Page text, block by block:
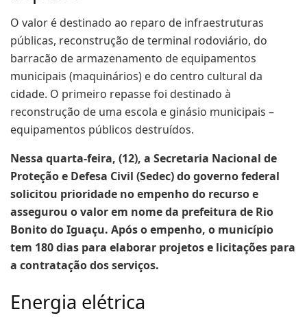
O valor é destinado ao reparo de infraestruturas
públicas, reconstrução de terminal rodoviário, do
barracão de armazenamento de equipamentos
municipais (maquinários) e do centro cultural da
cidade. O primeiro repasse foi destinado à
reconstrução de uma escola e ginásio municipais –
equipamentos públicos destruídos.
Nessa quarta-feira, (12), a Secretaria Nacional de
Proteção e Defesa Civil (Sedec) do governo federal
solicitou prioridade no empenho do recurso e
assegurou o valor em nome da prefeitura de Rio
Bonito do Iguaçu. Após o empenho, o município
tem 180 dias para elaborar projetos e licitações para
a contratação dos serviços.
Energia elétrica